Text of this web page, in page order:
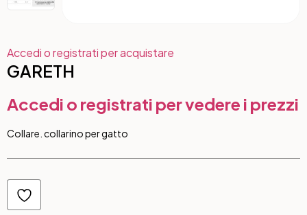
Accedi o registrati per acquistare
GARETH
Accedi o registrati per vedere i prezzi
Collare. collarino per gatto